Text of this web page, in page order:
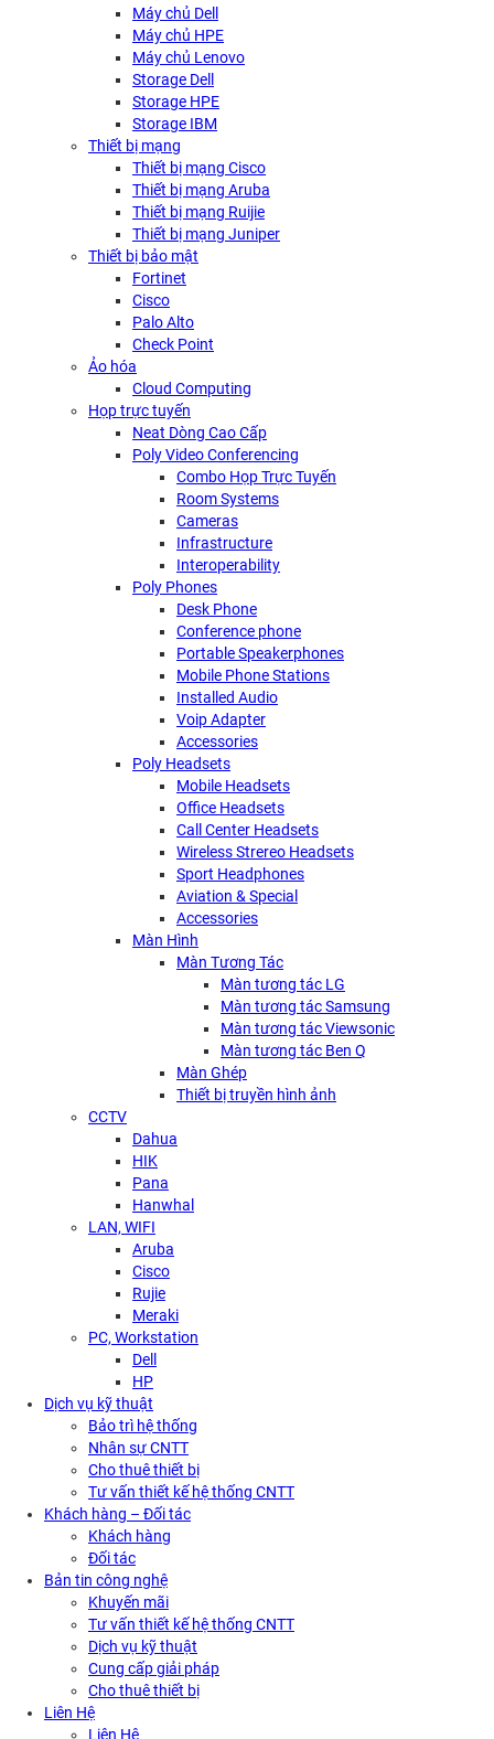
Máy chủ Dell
Máy chủ HPE
Máy chủ Lenovo
Storage Dell
Storage HPE
Storage IBM
Thiết bị mạng
Thiết bị mạng Cisco
Thiết bị mạng Aruba
Thiết bị mạng Ruijie
Thiết bị mạng Juniper
Thiết bị bảo mật
Fortinet
Cisco
Palo Alto
Check Point
Ảo hóa
Cloud Computing
Họp trực tuyến
Neat Dòng Cao Cấp
Poly Video Conferencing
Combo Họp Trực Tuyến
Room Systems
Cameras
Infrastructure
Interoperability
Poly Phones
Desk Phone
Conference phone
Portable Speakerphones
Mobile Phone Stations
Installed Audio
Voip Adapter
Accessories
Poly Headsets
Mobile Headsets
Office Headsets
Call Center Headsets
Wireless Strereo Headsets
Sport Headphones
Aviation & Special
Accessories
Màn Hình
Màn Tương Tác
Màn tương tác LG
Màn tương tác Samsung
Màn tương tác Viewsonic
Màn tương tác Ben Q
Màn Ghép
Thiết bị truyền hình ảnh
CCTV
Dahua
HIK
Pana
Hanwhal
LAN, WIFI
Aruba
Cisco
Rujie
Meraki
PC, Workstation
Dell
HP
Dịch vụ kỹ thuật
Bảo trì hệ thống
Nhân sự CNTT
Cho thuê thiết bị
Tư vấn thiết kế hệ thống CNTT
Khách hàng – Đối tác
Khách hàng
Đối tác
Bản tin công nghệ
Khuyến mãi
Tư vấn thiết kế hệ thống CNTT
Dịch vụ kỹ thuật
Cung cấp giải pháp
Cho thuê thiết bị
Liên Hệ
Liên Hệ